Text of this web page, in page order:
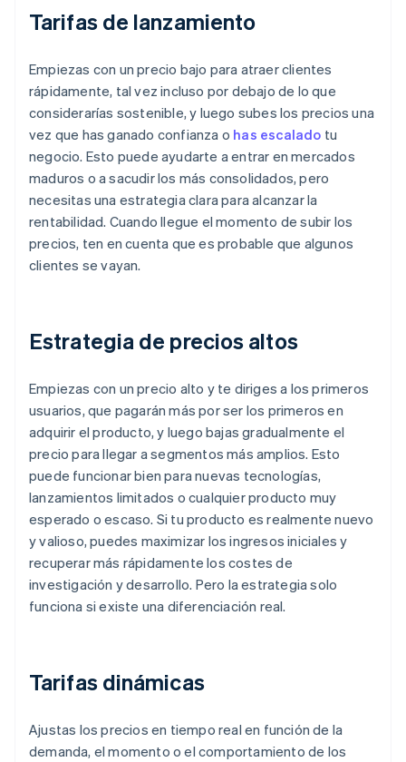
Tarifas de lanzamiento
Empiezas con un precio bajo para atraer clientes
rápidamente, tal vez incluso por debajo de lo que
considerarías sostenible, y luego subes los precios una
vez que has ganado confianza o has escalado tu
negocio. Esto puede ayudarte a entrar en mercados
maduros o a sacudir los más consolidados, pero
necesitas una estrategia clara para alcanzar la
rentabilidad. Cuando llegue el momento de subir los
precios, ten en cuenta que es probable que algunos
clientes se vayan.
Estrategia de precios altos
Empiezas con un precio alto y te diriges a los primeros
usuarios, que pagarán más por ser los primeros en
adquirir el producto, y luego bajas gradualmente el
precio para llegar a segmentos más amplios. Esto
puede funcionar bien para nuevas tecnologías,
lanzamientos limitados o cualquier producto muy
esperado o escaso. Si tu producto es realmente nuevo
y valioso, puedes maximizar los ingresos iniciales y
recuperar más rápidamente los costes de
investigación y desarrollo. Pero la estrategia solo
funciona si existe una diferenciación real.
Tarifas dinámicas
Ajustas los precios en tiempo real en función de la
demanda, el momento o el comportamiento de los